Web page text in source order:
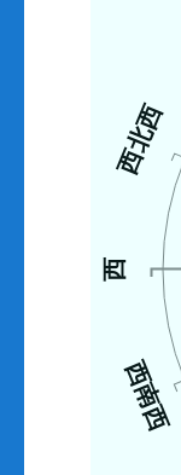
西南西
西
西北西